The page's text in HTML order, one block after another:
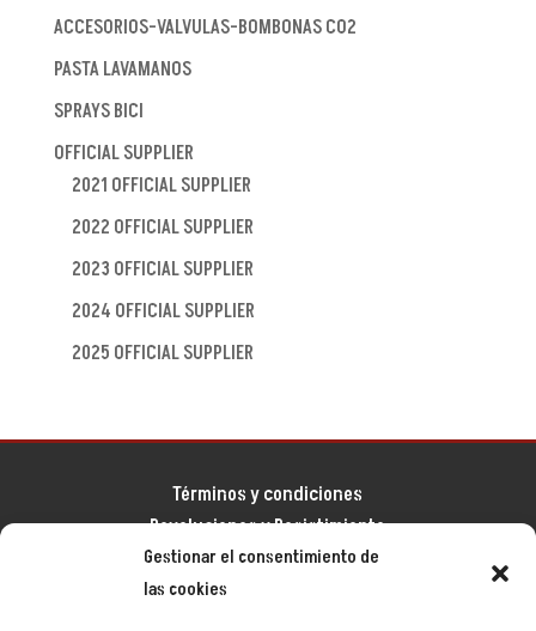
Gestionar el consentimiento de
las cookies
ACCESORIOS-VALVULAS-BOMBONAS CO2
PASTA LAVAMANOS
SPRAYS BICI
OFFICIAL SUPPLIER
2021 OFFICIAL SUPPLIER
2022 OFFICIAL SUPPLIER
2023 OFFICIAL SUPPLIER
2024 OFFICIAL SUPPLIER
2025 OFFICIAL SUPPLIER
Términos y condiciones
Devoluciones y Desistimiento
Aviso legal
Política de privacidad